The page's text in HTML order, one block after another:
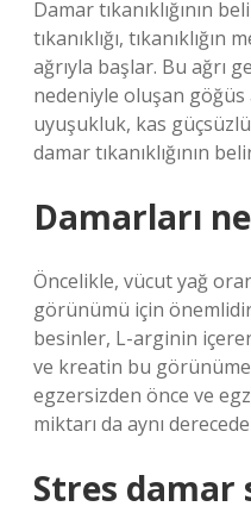
Damar tıkanıklığının
tıkanıklığı,
ağrıyla başlar. Bu ağrı
nedeniyle oluşan göğüs
uyuşukluk, kas
damar tıkanıklığının
Damarları
Öncelikle, vücut yağ
görünümü için
besinler, L-arginin
ve kreatin bu görünüme
egzersizden önce ve
miktarı da aynı
Stres